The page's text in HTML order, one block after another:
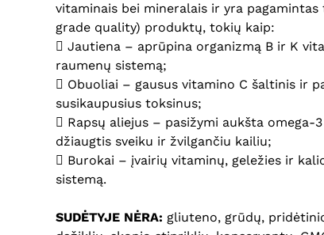
vitaminais bei mineralais ir yra
grade quality) produktų, tokių kaip:
 Jautiena – aprūpina organizmą B ir K
raumenų sistemą;
 Obuoliai – gausus vitamino C šaltinis ir
susikaupusius toksinus;
 Rapsų aliejus – pasižymi aukšta
džiaugtis sveiku ir žvilgančiu kailiu;
 Burokai – įvairių vitaminų, geležies ir
sistemą.
SUDĖTYJE NĖRA: gliuteno, grūdų,